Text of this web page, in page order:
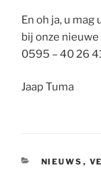
En oh ja, u
bij onze
0595 – 40 26
Jaap Tuma
NIEUWS ,